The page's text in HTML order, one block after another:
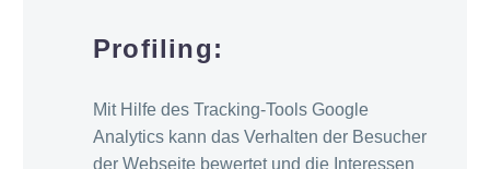
Profiling:
Mit Hilfe des Tracking-Tools Google
Analytics kann das Verhalten der Besucher
der Webseite bewertet und die Interessen